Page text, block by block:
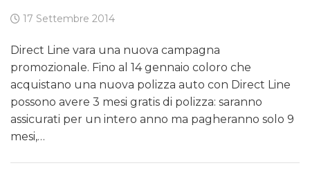
17 Settembre 2014
Direct Line vara una nuova campagna
promozionale. Fino al 14 gennaio coloro che
acquistano una nuova polizza auto con Direct Line
possono avere 3 mesi gratis di polizza: saranno
assicurati per un intero anno ma pagheranno solo 9
mesi,…